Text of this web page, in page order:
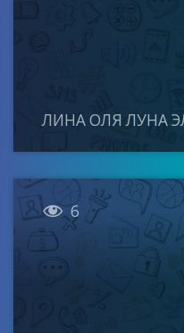
ЛИНА ОЛЯ ЛУНА
 6